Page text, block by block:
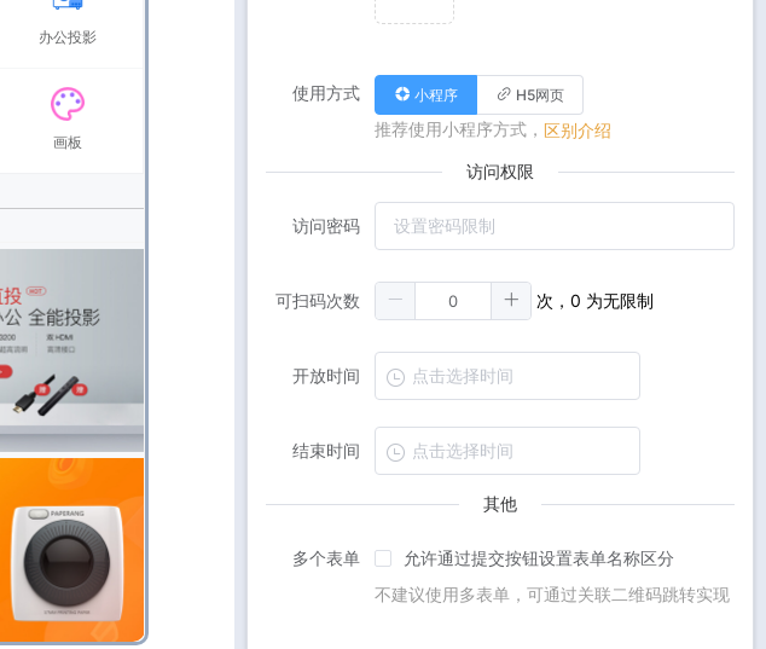
办公投影
画板
使用方式 小程序 H5网页
推荐使用小程序方式， 区别介绍
访问权限
访问密码
可扫码次数 次，0 为无限制
开放时间
结束时间
其他
多个表单
允许通过提交按钮设置表单名称区分
不建议使用多表单，可通过关联二维码跳转实现